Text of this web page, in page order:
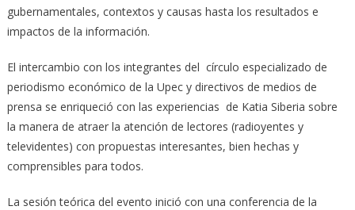
gubernamentales, contextos y causas hasta los resultados e
impactos de la información.
El intercambio con los integrantes del círculo especializado de
periodismo económico de la Upec y directivos de medios de
prensa se enriqueció con las experiencias de Katia Siberia sobre
la manera de atraer la atención de lectores (radioyentes y
televidentes) con propuestas interesantes, bien hechas y
comprensibles para todos.
La sesión teórica del evento inició con una conferencia de la